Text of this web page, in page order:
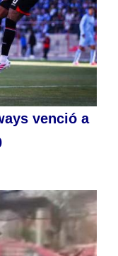
venció a